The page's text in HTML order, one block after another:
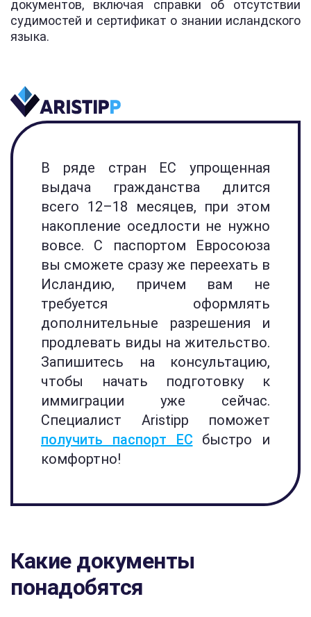
документов, включая справки об отсутствии
судимостей и сертификат о знании исландского
языка.
В ряде стран ЕС упрощенная
выдача гражданства длится
всего 12–18 месяцев, при этом
накопление оседлости не нужно
вовсе. С паспортом Евросоюза
вы сможете сразу же переехать в
Исландию, причем вам не
требуется оформлять
дополнительные разрешения и
продлевать виды на жительство.
Запишитесь на консультацию,
чтобы начать подготовку к
иммиграции уже сейчас.
Специалист Aristipp поможет
получить паспорт ЕСбыстро и
комфортно!
Какие документы
понадобятся